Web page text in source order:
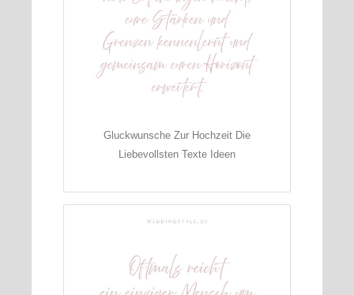
Gluckwunsche Zur Hochzeit Die
Liebevollsten Texte Ideen